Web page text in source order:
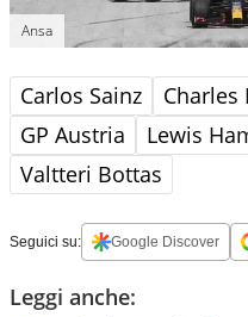
Ansa
Carlos Sainz Charles
GP Austria
Lewis
Valtteri Bottas
Seguici su: Google Discover
Leggi anche: